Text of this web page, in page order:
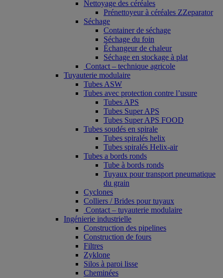
Nettoyage des céréales
Prénettoyeur à céréales ZZeparator
Séchage
Container de séchage
Séchage du foin
Échangeur de chaleur
Séchage en stockage à plat
Contact – technique agricole
Tuyauterie modulaire
Tubes ASW
Tubes avec protection contre l’usure
Tubes APS
Tubes Super APS
Tubes Super APS FOOD
Tubes soudés en spirale
Tubes spiralés helix
Tubes spiralés Helix-air
Tubes a bords ronds
Tube à bords ronds
Tuyaux pour transport pneumatique
du grain
Cyclones
Colliers / Brides pour tuyaux
Contact – tuyauterie modulaire
Ingénierie industrielle
Construction des pipelines
Construction de fours
Filtres
Zyklone
Silos à paroi lisse
Cheminées